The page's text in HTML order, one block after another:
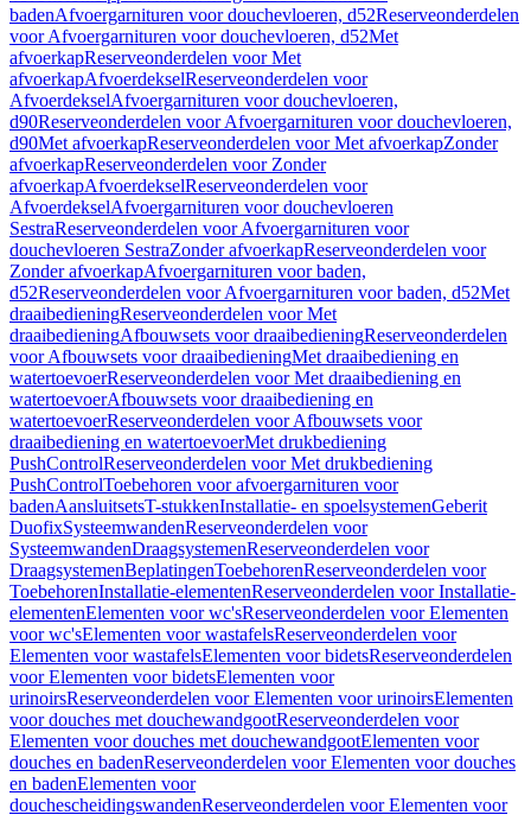
badenAfvoergarnituren voor douchevloeren, d52Reserveonderdelen
voor Afvoergarnituren voor douchevloeren, d52Met
afvoerkapReserveonderdelen voor Met
afvoerkapAfvoerdekselReserveonderdelen voor
AfvoerdekselAfvoergarnituren voor douchevloeren,
d90Reserveonderdelen voor Afvoergarnituren voor douchevloeren,
d90Met afvoerkapReserveonderdelen voor Met afvoerkapZonder
afvoerkapReserveonderdelen voor Zonder
afvoerkapAfvoerdekselReserveonderdelen voor
AfvoerdekselAfvoergarnituren voor douchevloeren
SestraReserveonderdelen voor Afvoergarnituren voor
douchevloeren SestraZonder afvoerkapReserveonderdelen voor
Zonder afvoerkapAfvoergarnituren voor baden,
d52Reserveonderdelen voor Afvoergarnituren voor baden, d52Met
draaibedieningReserveonderdelen voor Met
draaibedieningAfbouwsets voor draaibedieningReserveonderdelen
voor Afbouwsets voor draaibedieningMet draaibediening en
watertoevoerReserveonderdelen voor Met draaibediening en
watertoevoerAfbouwsets voor draaibediening en
watertoevoerReserveonderdelen voor Afbouwsets voor
draaibediening en watertoevoerMet drukbediening
PushControlReserveonderdelen voor Met drukbediening
PushControlToebehoren voor afvoergarnituren voor
badenAansluitsetsT-stukkenInstallatie- en spoelsystemenGeberit
DuofixSysteemwandenReserveonderdelen voor
SysteemwandenDraagsystemenReserveonderdelen voor
DraagsystemenBeplatingenToebehorenReserveonderdelen voor
ToebehorenInstallatie-elementenReserveonderdelen voor Installatie-
elementenElementen voor wc'sReserveonderdelen voor Elementen
voor wc'sElementen voor wastafelsReserveonderdelen voor
Elementen voor wastafelsElementen voor bidetsReserveonderdelen
voor Elementen voor bidetsElementen voor
urinoirsReserveonderdelen voor Elementen voor urinoirsElementen
voor douches met douchewandgootReserveonderdelen voor
Elementen voor douches met douchewandgootElementen voor
douches en badenReserveonderdelen voor Elementen voor douches
en badenElementen voor
douchescheidingswandenReserveonderdelen voor Elementen voor